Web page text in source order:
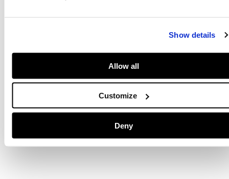
Show details
Allow all
Customize
Deny
DÉTAILS DU PRODUIT